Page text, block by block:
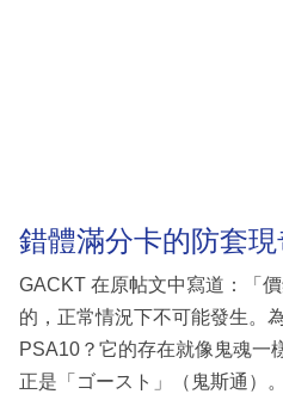
錯體滿分卡的防套現
GACKT 在原帖文中寫道：「
的，正常情況下不可能發生。
PSA10？它的存在就像鬼魂一
正是「ゴースト」（鬼斯通）。